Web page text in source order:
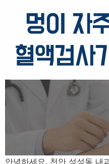
안녕하세요. 천안 성성동 내